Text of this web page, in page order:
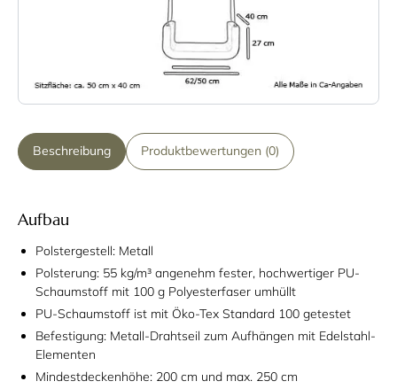
Beschreibung Produktbewertungen (0)
Aufbau
Polstergestell: Metall
Polsterung: 55 kg/m³ angenehm fester, hochwertiger PU-
Schaumstoff mit 100 g Polyesterfaser umhüllt
PU-Schaumstoff ist mit Öko-Tex Standard 100 getestet
Befestigung: Metall-Drahtseil zum Aufhängen mit Edelstahl-
Elementen
Mindestdeckenhöhe: 200 cm und max. 250 cm